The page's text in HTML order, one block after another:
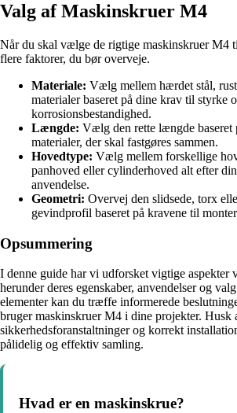
Valg af Maskinskruer M4
Når du skal vælge de rigtige maskinskruer M4
flere faktorer, du bør overveje.
Materiale: Vælg mellem hærdet stål,
materialer baseret på dine krav til styrke
korrosionsbestandighed.
Længde: Vælg den rette længde baseret
materialer, der skal fastgøres sammen.
Hovedtype: Vælg mellem forskellige
panhoved eller cylinderhoved alt efter
anvendelse.
Geometri: Overvej den slidsede, torx
gevindprofil baseret på kravene til
Opsummering
I denne guide har vi udforsket vigtige aspekter
herunder deres egenskaber, anvendelser og
elementer kan du træffe informerede
bruger maskinskruer M4 i dine projekter. Husk
sikkerhedsforanstaltninger og korrekt
pålidelig og effektiv samling.
Hvad er en maskinskrue?